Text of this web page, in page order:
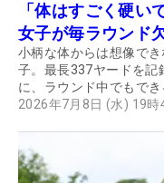
「体はすごく硬
女子が毎ラウンド
小柄な体からは想像で
子。最長337ヤードを記
に、ラウンド中でもで
を教えてもらった。
2026年7月8日 (水) 19時